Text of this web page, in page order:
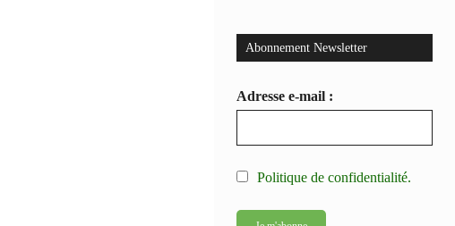
Abonnement Newsletter
Adresse e-mail :
Politique de confidentialité.